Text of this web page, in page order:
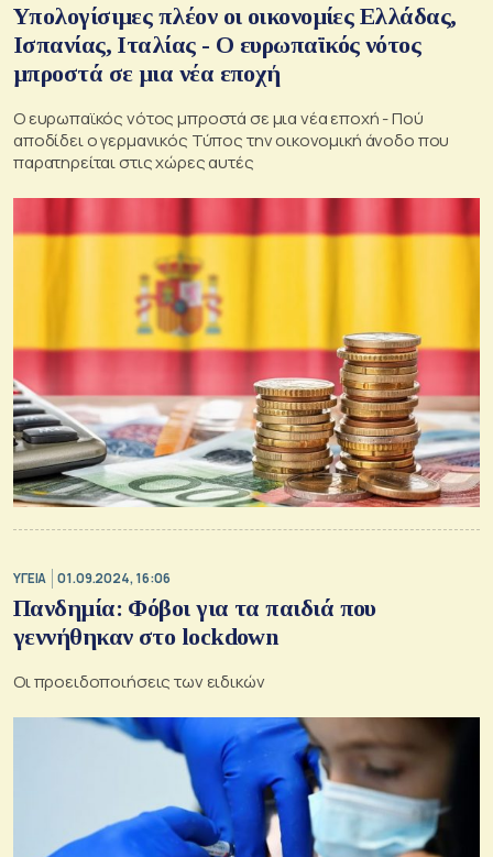
Υπολογίσιμες πλέον οι οικονομίες Ελλάδας,
Ισπανίας, Ιταλίας - Ο ευρωπαϊκός νότος
μπροστά σε μια νέα εποχή
Ο ευρωπαϊκός νότος μπροστά σε μια νέα εποχή - Πού
αποδίδει ο γερμανικός Τύπος την οικονομική άνοδο που
παρατηρείται στις χώρες αυτές
ΥΓΕΙΑ 01.09.2024, 16:06
Πανδημία: Φόβοι για τα παιδιά που
γεννήθηκαν στo lockdown
Οι προειδοποιήσεις των ειδικών